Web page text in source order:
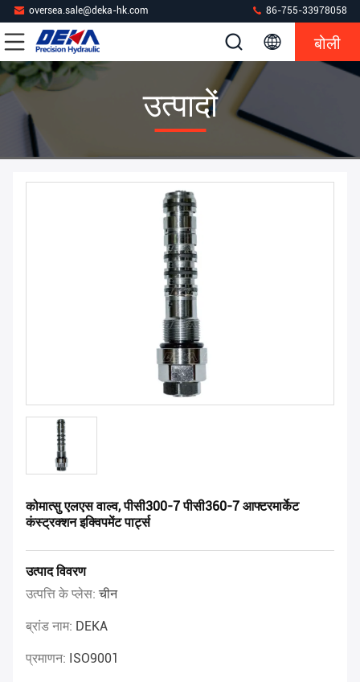
oversea.sale@deka-hk.com 86-755-33978058
बोली
उत्पादों
कोमात्सु एलएस वाल्व, पीसी300-7 पीसी360-7 आफ्टरमार्केट
कंस्ट्रक्शन इक्विपमेंट पार्ट्स
उत्पाद विवरण
उत्पत्ति के प्लेस:चीन
ब्रांड नाम: DEKA
प्रमाणन: ISO9001